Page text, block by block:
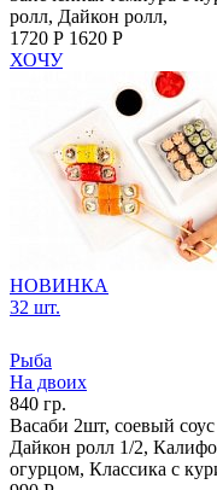
ролл, Дайкон ролл,
1720 Р 1620 Р
ХОЧУ
НОВИНКА
32 шт.
Рыба
На двоих
840 гр.
Васаби 2шт, соевый
Дайкон ролл 1/2,
огурцом, Классика с